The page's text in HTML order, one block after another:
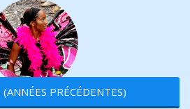
PRÉCÉDENTES)